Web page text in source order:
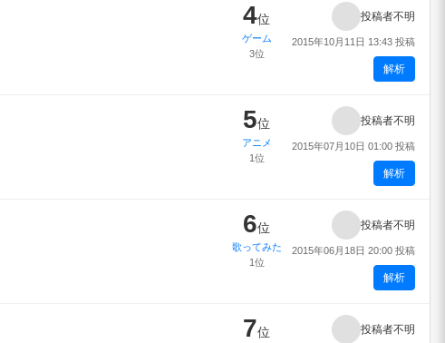
4位
ゲーム
3位
投稿者不明
2015年10月11日 13:43 投稿
解析
5位
アニメ
1位
投稿者不明
2015年07月10日 01:00 投稿
解析
6位
歌ってみた
1位
投稿者不明
2015年06月18日 20:00 投稿
解析
7位 投稿者不明